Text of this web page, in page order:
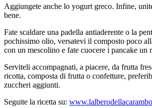
Aggiungete anche lo yogurt greco. Infine,
bene.
Fate scaldare una padella antiaderente o la
pochissimo olio, versatevi il composto poco
con un mescolino e fate cuocere i pancake un
Serviteli accompagnati, a piacere, da frutta
ricotta, composta di frutta o confetture,
zuccheri aggiunti.
Seguite la ricetta su: